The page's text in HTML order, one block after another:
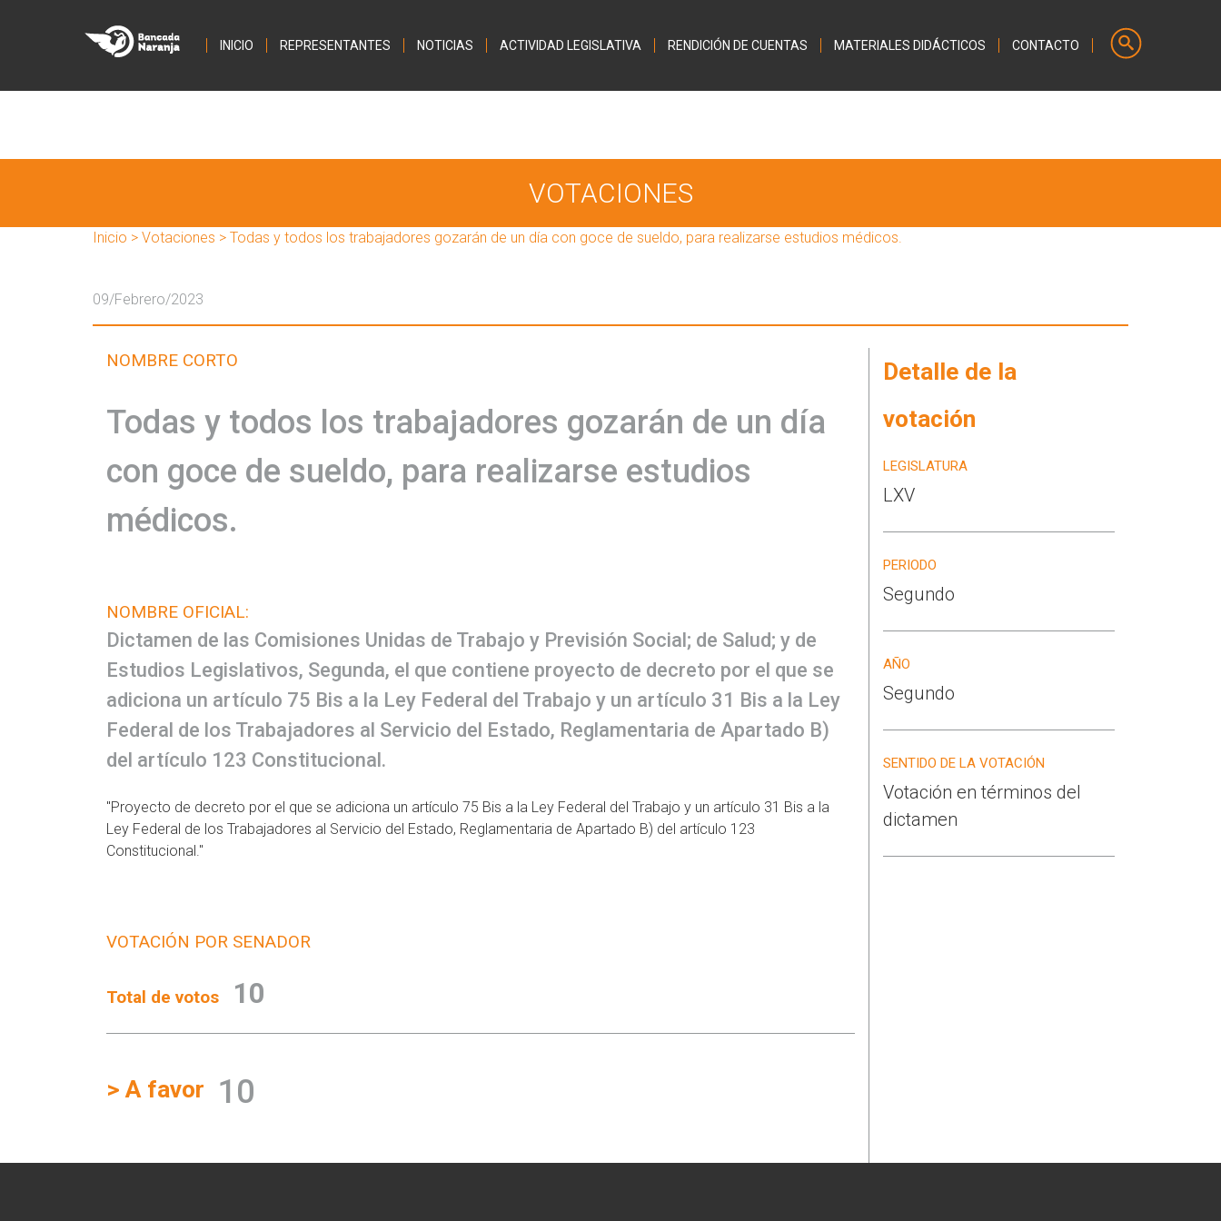
INICIO REPRESENTANTES NOTICIAS ACTIVIDAD LEGISLATIVA RENDICIÓN DE CUENTAS MATERIALES DIDÁCTICOS CONTACTO
VOTACIONES
Inicio > Votaciones > Todas y todos los trabajadores gozarán de un día con goce de sueldo, para realizarse estudios médicos.
09/Febrero/2023
NOMBRE CORTO
Todas y todos los trabajadores gozarán de un día
con goce de sueldo, para realizarse estudios
médicos.
NOMBRE OFICIAL:
Dictamen de las Comisiones Unidas de Trabajo y Previsión Social; de Salud; y de
Estudios Legislativos, Segunda, el que contiene proyecto de decreto por el que se
adiciona un artículo 75 Bis a la Ley Federal del Trabajo y un artículo 31 Bis a la Ley
Federal de los Trabajadores al Servicio del Estado, Reglamentaria de Apartado B)
del artículo 123 Constitucional.
"Proyecto de decreto por el que se adiciona un artículo 75 Bis a la Ley Federal del Trabajo y un artículo 31 Bis a la
Ley Federal de los Trabajadores al Servicio del Estado, Reglamentaria de Apartado B) del artículo 123
Constitucional."
VOTACIÓN POR SENADOR
Total de votos 10
> A favor 10
Detalle de la
votación
LEGISLATURA
LXV
PERIODO
Segundo
AÑO
Segundo
SENTIDO DE LA VOTACIÓN
Votación en términos del
dictamen